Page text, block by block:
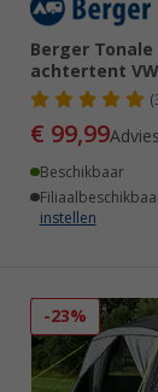
Berger Tonale
achtertent
€ 99,99
Beschikbaar
instellen
-23%